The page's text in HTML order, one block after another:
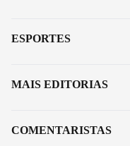
ESPORTES
MAIS EDITORIAS
COMENTARISTAS